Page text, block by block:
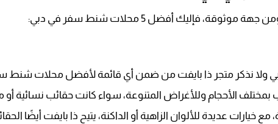
فإليك أفضل 5 محلات شنط سفر في دبي:
نذكر متجر ذا بايفت من ضمن أي قائمة لأفضل محلات شنط
بمختلف الأحجام وللأغراض المتنوعة، سواء كانت حقائب نسائية أو
خيارات عديدة للألوان الزاهية أو الداكنة، يتيح ذا بايفت أيضًا